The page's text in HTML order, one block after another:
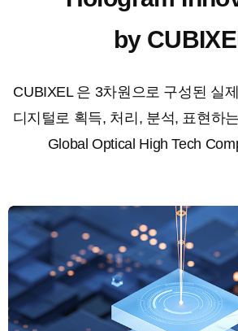
by
CUBIXEL 은 3차원으로 구성된 실
디지털로 획득, 처리, 분석, 표현하
Global Optical High Tech